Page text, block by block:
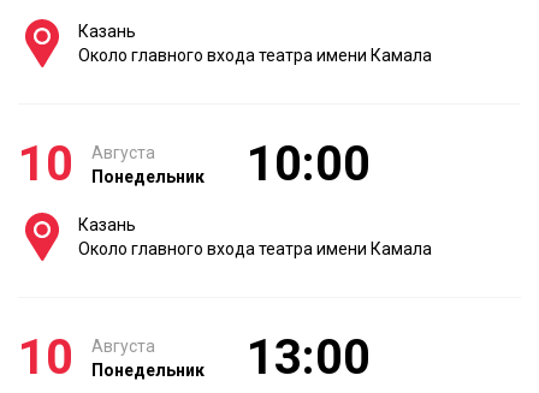
Казань
Около главного входа театра имени Камала
10
Августа
Понедельник
10:00
Казань
Около главного входа театра имени Камала
10
Августа
Понедельник
13:00